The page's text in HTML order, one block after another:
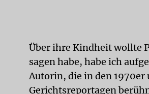
Über ihre Kindheit wollte
sagen habe, habe ich
Autorin, die in den 1970er
Gerichtsreportagen